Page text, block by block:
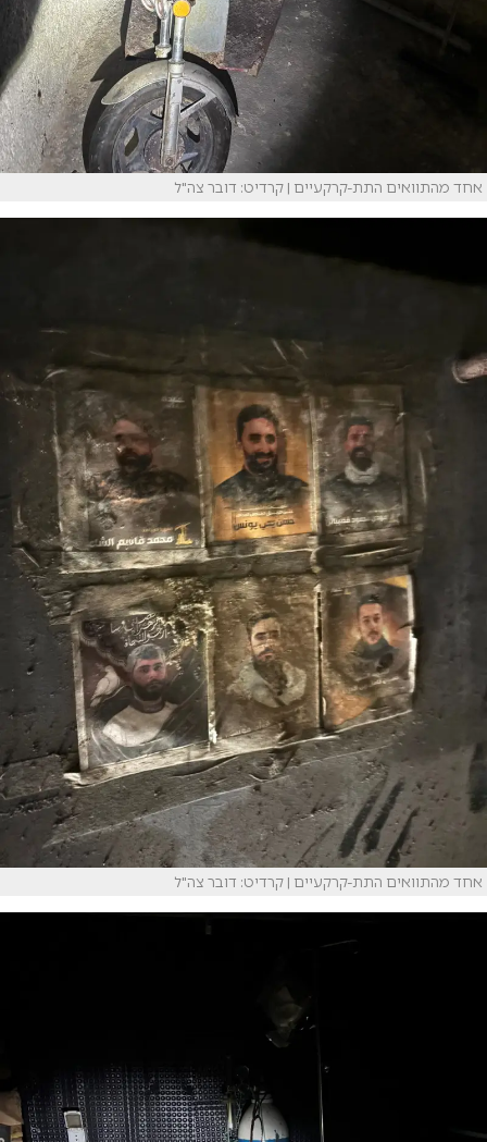
אחד מהתוואים התת-קרקעיים | קרדיט: דובר צה"ל
אחד מהתוואים התת-קרקעיים | קרדיט: דובר צה"ל